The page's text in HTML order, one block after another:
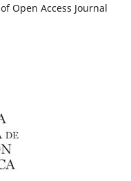
Open Access Journal